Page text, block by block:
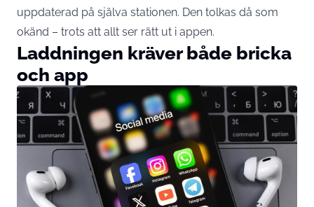
uppdaterad på själva stationen. Den tolkas då som
okänd – trots att allt ser rätt ut i appen.
Laddningen kräver både bricka
och app